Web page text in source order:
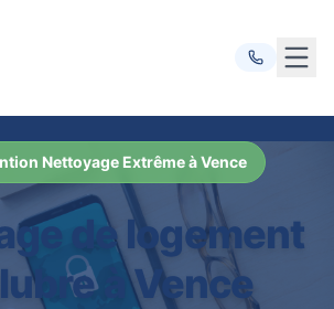
Nettoyage Extrême à Vence
de logement
à Vence